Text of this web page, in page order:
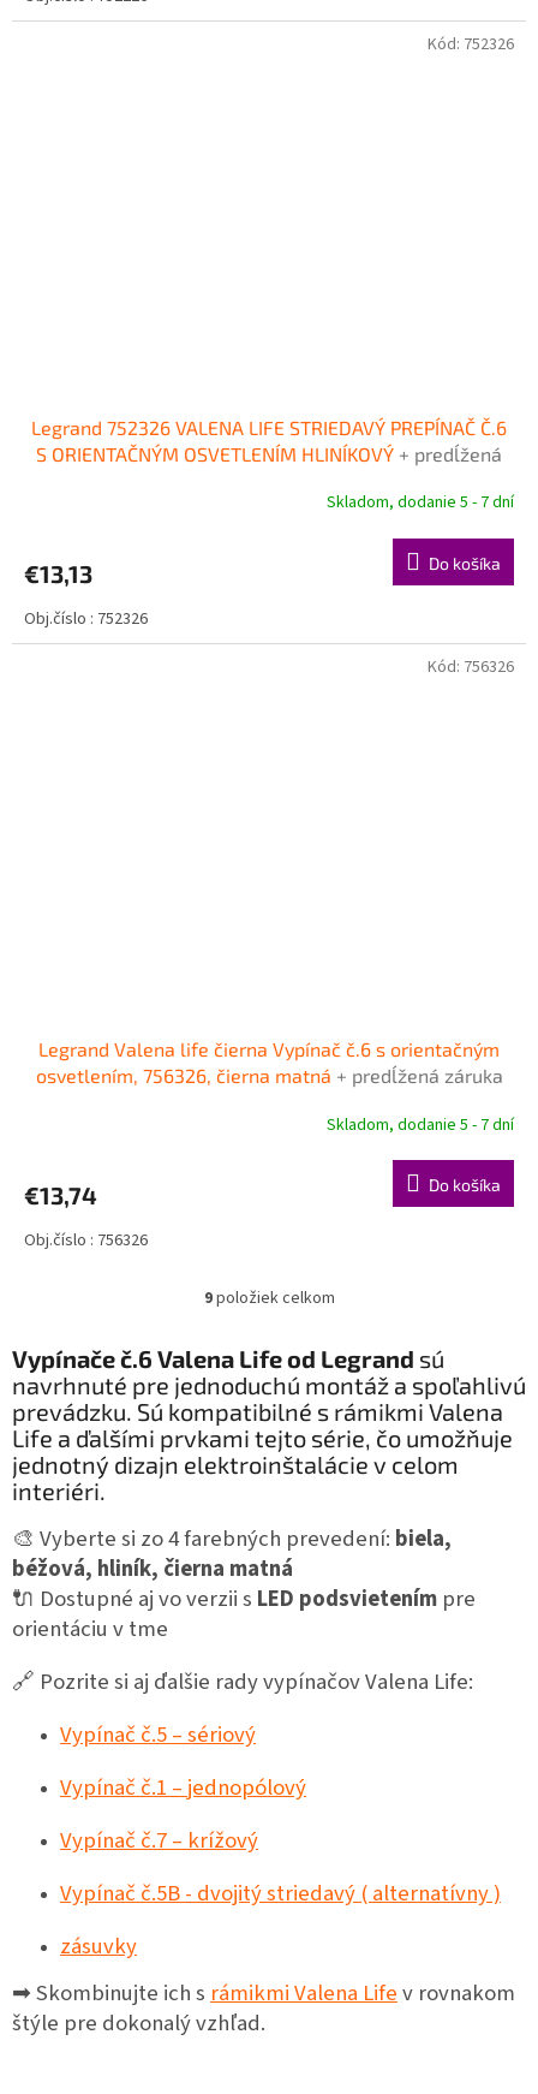
Legrand 752326 VALENA LIFE STRIEDAVÝ PREPÍNAČ Č.6
S ORIENTAČNÝM OSVETLENÍM HLINÍKOVÝ + predĺžená
Skladom, dodanie 5 - 7 dní
€13,13 Do košíka
Obj.číslo : 752326
Kód: 752326
Legrand Valena life čierna Vypínač č.6 s orientačným
osvetlením, 756326, čierna matná + predĺžená záruka
Skladom, dodanie 5 - 7 dní
€13,74 Do košíka
Obj.číslo : 756326
Kód: 756326
O
l
á
d
a
c
i
r
v
k
y
p
i
9položiek celkom
Vypínače č.6 Valena Life od Legrand sú
navrhnuté pre jednoduchú montáž a spoľahlivú
prevádzku. Sú kompatibilné s rámikmi Valena
Life a ďalšími prvkami tejto série, čo umožňuje
jednotný dizajn elektroinštalácie v celom
interiéri.
🎨 Vyberte si zo 4 farebných prevedení: biela,
béžová, hliník, čierna matná
🔌 Dostupné aj vo verzii s LED podsvietením pre
orientáciu v tme
🔗 Pozrite si aj ďalšie rady vypínačov Valena Life:
Vypínač č.5 – sériový
Vypínač č.1 – jednopólový
Vypínač č.7 – krížový
Vypínač č.5B - dvojitý striedavý ( alternatívny )
zásuvky
➡ Skombinujte ich s rámikmi Valena Lifev rovnakom
štýle pre dokonalý vzhľad.